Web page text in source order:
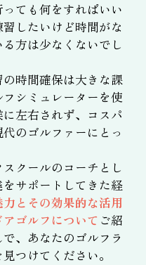
ても何をすればいい
したいけど時間がな
方は少なくないでし
時間確保は大きな課
シミュレーターを使
左右されず、コスパ
のゴルファーにとっ
クールのコーチとし
サポートしてきた経
とその効果的な活用
ゴルフについて ご紹
、あなたのゴルフラ
つけてください。